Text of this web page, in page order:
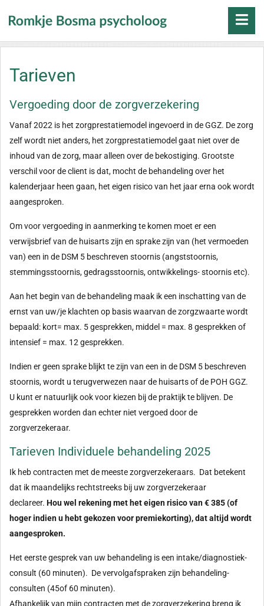
Tarieven
Vergoeding door de zorgverzekering
Vanaf 2022 is het zorgprestatiemodel ingevoerd in de GGZ. De zorg
zelf wordt niet anders, het zorgprestatiemodel gaat niet over de
inhoud van de zorg, maar alleen over de bekostiging. Grootste
verschil voor de client is dat, mocht de behandeling over het
kalenderjaar heen gaan, het eigen risico van het jaar erna ook wordt
aangesproken.
Om voor vergoeding in aanmerking te komen moet er een
verwijsbrief van de huisarts zijn en sprake zijn van (het vermoeden
van) een in de DSM 5 beschreven stoornis (angststoornis,
stemmingsstoornis, gedragsstoornis, ontwikkelings- stoornis etc).
Aan het begin van de behandeling maak ik een inschatting van de
ernst van uw/je klachten op basis waarvan de zorgzwaarte wordt
bepaald: kort= max. 5 gesprekken, middel = max. 8 gesprekken of
intensief = max. 12 gesprekken.
Indien er geen sprake blijkt te zijn van een in de DSM 5 beschreven
stoornis, wordt u terugverwezen naar de huisarts of de POH GGZ.
U kunt er natuurlijk ook voor kiezen bij de praktijk te blijven. De
gesprekken worden dan echter niet vergoed door de
zorgverzekeraar.
Tarieven Individuele behandeling 2025
Ik heb contracten met de meeste zorgverzekeraars. Dat betekent
dat ik maandelijks rechtstreeks bij uw zorgverzekeraar
declareer. Hou wel rekening met het eigen risico van € 385 (of
hoger indien u hebt gekozen voor premiekorting), dat altijd wordt
aangesproken.
Het eerste gesprek van uw behandeling is een intake/diagnostiek-
consult (60 minuten). De vervolgafspraken zijn behandeling-
consulten (45of 60 minuten).
Afhankelijk van mijn contracten met de zorgverzekering breng ik